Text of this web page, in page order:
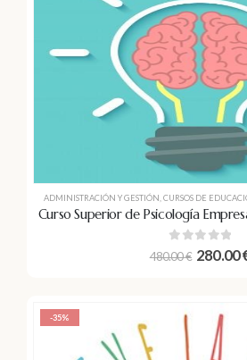
ADMINISTRACIÓN Y GESTIÓN,CURSOS DE
Curso Superior de Psicología
0out of 5
480.00€ 280.00
-35%